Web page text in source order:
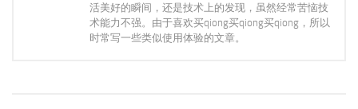
活美好的瞬间，还是技术上的发现，虽然经常苦恼技
术能力不强。由于喜欢买qiong买qiong买qiong，所以
时常写一些类似使用体验的文章。